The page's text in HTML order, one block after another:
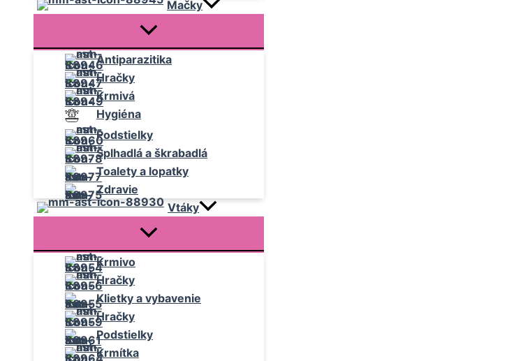
Mačky
Antiparazitika
Hračky
Krmivá
Hygiéna
Podstielky
Šplhadlá a škrabadlá
Toalety a lopatky
Zdravie
Vtáky
Krmivo
Hračky
Klietky a vybavenie
Hračky
Podstielky
Krmítka